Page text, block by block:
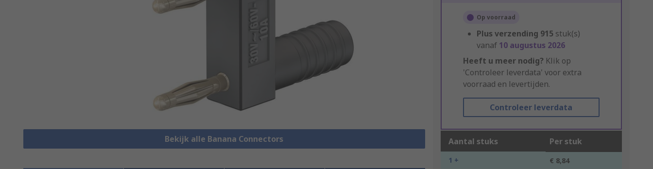
Bekijk alle Banana Connectors
Op voorraad
Plus verzending 915 stuk(s)
vanaf 10 augustus 2026
Heeft u meer nodig? Klik op
'Controleer leverdata' voor extra
voorraad en levertijden.
Controleer leverdata
Aantal stuks Per stuk
1 + € 8,84